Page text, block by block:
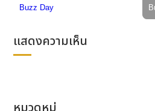
คอลเลกชันนี้นำเสนอสไตล์แคชชว
กชิลตั้งแต่เช้าจรดค่ำ เน้นแมต
และไอเทมที่แมตช์ยังไงก็ลงตั
Duchess Shirt
แสดงความเห็น
หมวดหมู่